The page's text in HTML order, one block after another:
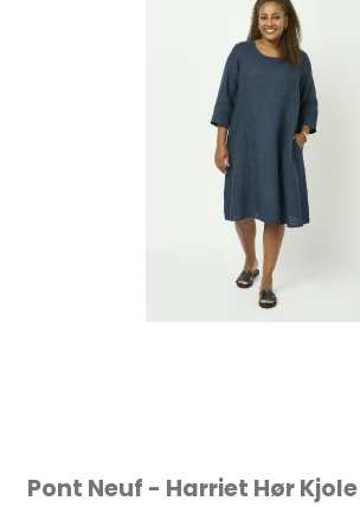
Pont Neuf - Harriet Hør